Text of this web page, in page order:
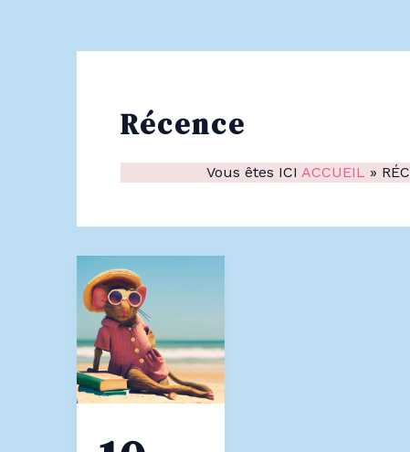
Récence
Vous êtes ICI ACCUEIL »